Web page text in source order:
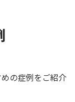
の症例をご紹介